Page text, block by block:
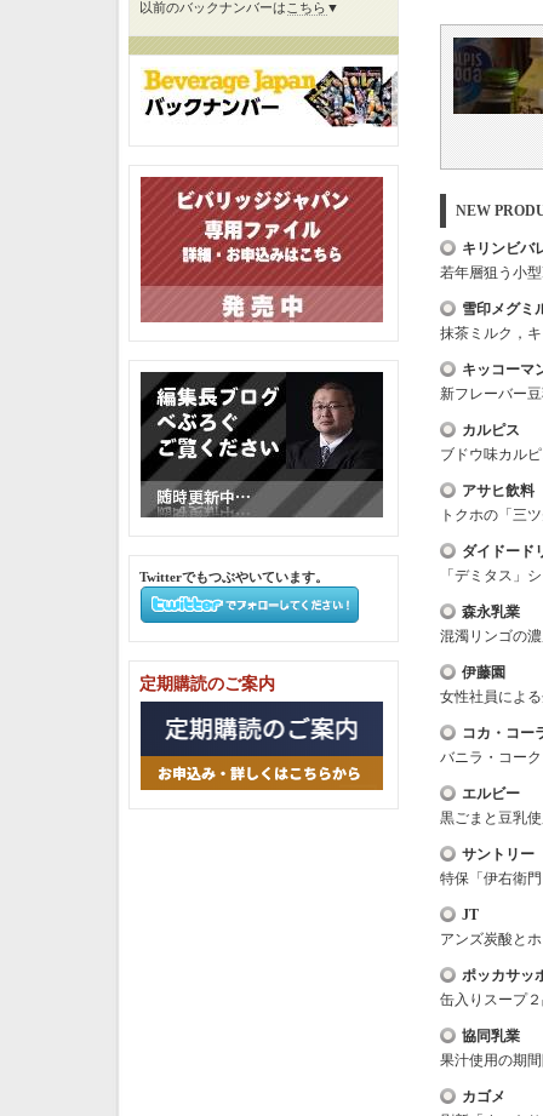
NEW
キリンビバ
若年層狙う小
雪印メグミ
抹茶ミルク，
キッコーマ
新フレーバー
カルピス
ブドウ味カル
アサヒ飲料
トクホの「三
ダイドード
「デミタス」
森永乳業
混濁リンゴの
伊藤園
女性社員によ
コカ・コー
バニラ・コー
エルビー
黒ごまと豆乳
サントリー
特保「伊右衛
JT
アンズ炭酸と
ポッカサッ
缶入りスープ
協同乳業
果汁使用の期
カゴメ
以前のバックナンバーは こちら ▼
Twitterでもつぶやいています。
定期購読のご案内